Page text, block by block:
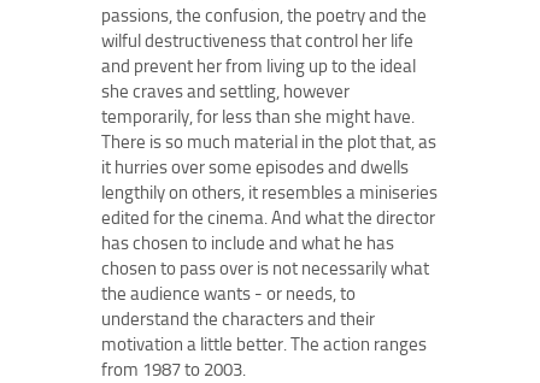
passions, the confusion, the poetry and the
wilful destructiveness that control her life
and prevent her from living up to the ideal
she craves and settling, however
temporarily, for less than she might have.
There is so much material in the plot that, as
it hurries over some episodes and dwells
lengthily on others, it resembles a miniseries
edited for the cinema. And what the director
has chosen to include and what he has
chosen to pass over is not necessarily what
the audience wants - or needs, to
understand the characters and their
motivation a little better. The action ranges
from 1987 to 2003.